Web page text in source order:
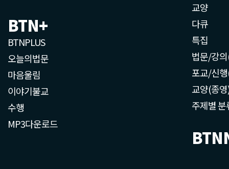
BTN+
BTNPLUS
오늘의법문
마음울림
이야기불교
수행
MP3다운로드
교양
다큐
특집
법문/강
포교/신
교양(종
주제별 분